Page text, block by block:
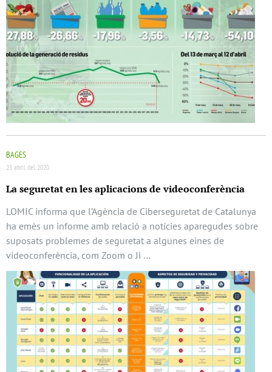
BAGES
23 abril del 2020
La seguretat en les aplicacions de videoconferència
LOMIC informa que l’Agència de Ciberseguretat de Catalunya
ha emès un informe amb relació a notícies aparegudes sobre
suposats problemes de seguretat a algunes eines de
videoconferència, com Zoom o Ji …